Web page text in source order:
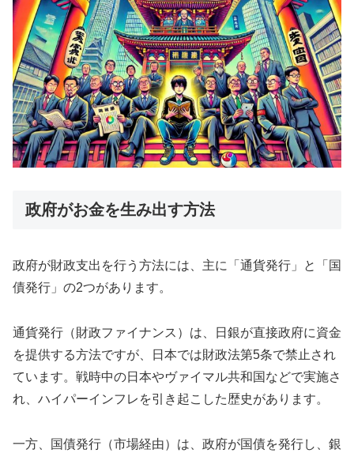
政府がお金を生み出す方法
政府が財政支出を行う方法には、主に「通貨発行」と「国
債発行」の2つがあります。
通貨発行（財政ファイナンス）は、日銀が直接政府に資金
を提供する方法ですが、日本では財政法第5条で禁止され
ています。戦時中の日本やヴァイマル共和国などで実施さ
れ、ハイパーインフレを引き起こした歴史があります。
一方、国債発行（市場経由）は、政府が国債を発行し、銀